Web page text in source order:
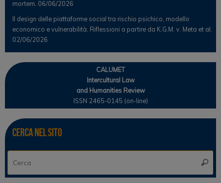
mortem. 06/06/2026
Il design delle piattaforme social tra rischio psichico, modello
economico e vulnerabilità. Riflessioni a partire da K.G.M. v. Meta et al.
02/06/2026
CALUMET
Intercultural Law
and Humanities Review
ISSN 2465-0145 (on-line)
Cerca nel sito
Cerca